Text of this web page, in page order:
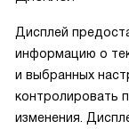
Дисплей
информацию о
и выбранных
контролировать
изменения.